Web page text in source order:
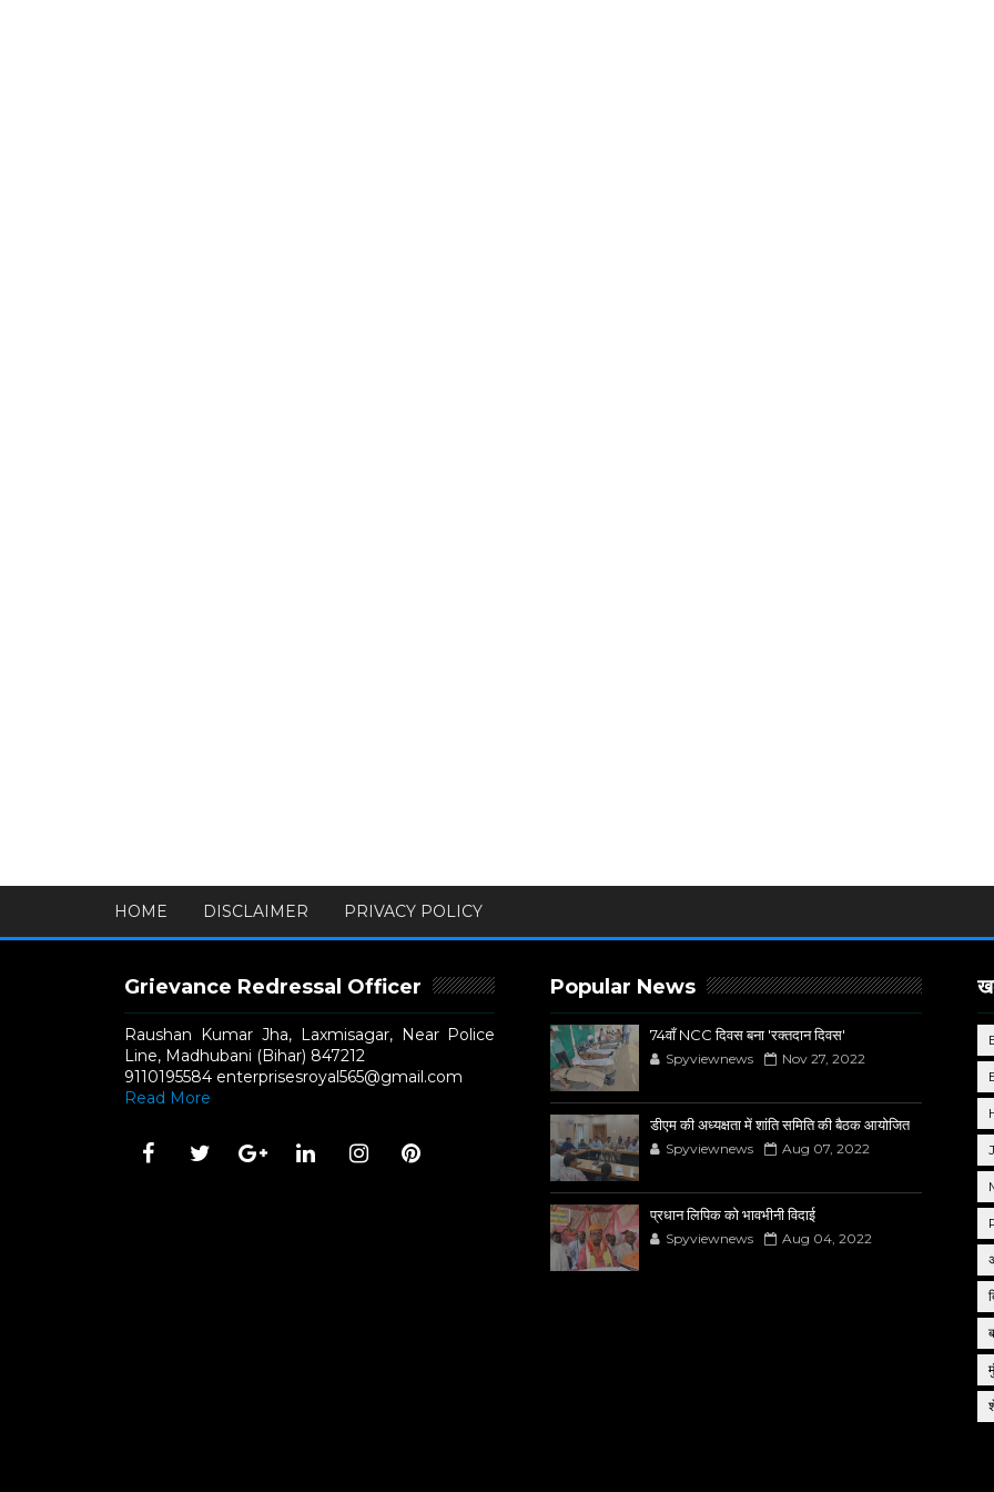
HOME DISCLAIMER PRIVACY POLICY
Grievance Redressal Officer
Raushan Kumar Jha, Laxmisagar, Near Police
Line, Madhubani (Bihar) 847212
9110195584 enterprisesroyal565@gmail.com
Read More
Popular News
74वाँ NCC दिवस बना 'रक्तदान दिवस'
Spyviewnews Nov 27, 2022
डीएम की अध्यक्षता में शांति समिति की बैठक आयोजित
Spyviewnews Aug 07, 2022
प्रधान लिपिक को भावभीनी विदाई
Spyviewnews Aug 04, 2022